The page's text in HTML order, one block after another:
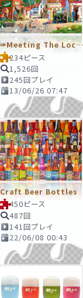
✑Meeting The Locals
234ピース
1,526回
245回プレイ
13/06/26 07:47
Craft Beer Bottles
450ピース
487回
141回プレイ
22/06/08 00:43